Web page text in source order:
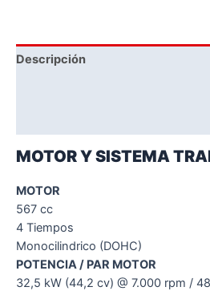
Descripción
MOTOR Y SISTEMA
MOTOR
567 cc
4 Tiempos
Monocilindrico (DOHC)
POTENCIA / PAR MOTOR
32,5 kW (44,2 cv) @ 7.000 rpm /